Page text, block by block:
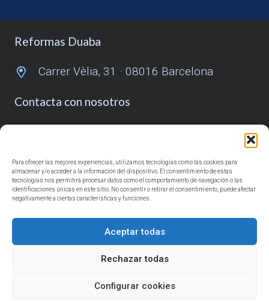
Para ofrecer las mejores experiencias, utilizamos tecnologías como las cookies para
almacenar y/o acceder a la información del dispositivo. El consentimiento de estas
tecnologías nos permitirá procesar datos como el comportamiento de navegación o las
identificaciones únicas en este sitio. No consentir o retirar el consentimiento, puede afectar
negativamente a ciertas características y funciones.
Aceptar todas
Rechazar todas
Configurar cookies
Reformas Duaba
Carrer Vèlia, 31 · 08016 Barcelona
Contacta con nosotros
info@reformasduaba.com
Con el apoyo de